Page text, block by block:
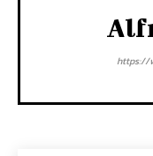
https://